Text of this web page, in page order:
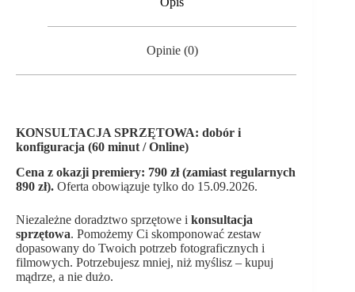
Opinie (0)
KONSULTACJA SPRZĘTOWA: dobór i
konfiguracja (60 minut / Online)
Cena z okazji premiery: 790 zł (zamiast regularnych
890 zł). Oferta obowiązuje tylko do 15.09.2026.
Niezależne doradztwo sprzętowe i konsultacja
sprzętowa. Pomożemy Ci skomponować zestaw
dopasowany do Twoich potrzeb fotograficznych i
filmowych. Potrzebujesz mniej, niż myślisz – kupuj
mądrze, a nie dużo.